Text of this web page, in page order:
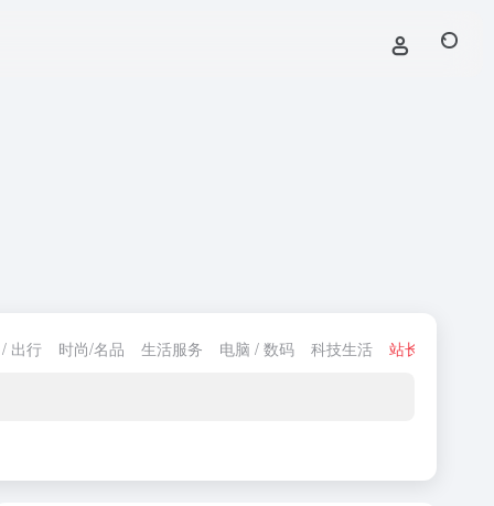
出行 时尚/名品 生活服务 电脑 / 数码 科技生活 站长相关